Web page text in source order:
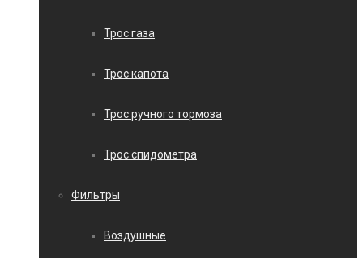
Трос газа
Трос капота
Трос ручного тормоза
Трос спидометра
Фильтры
Воздушные